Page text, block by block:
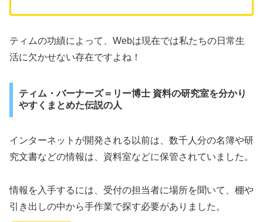
ティムの功績によって、Webは現在では私たちの日常生
活に欠かせない存在ですよね！
ティム・バーナーズ＝リー博士 資料の研究室を分かり
やすくまとめた伝説の人
インターネットが開発される以前は、数千人分の名簿や研
究文書などの情報は、資料室などに保管されていました。
情報を入手するには、受付の担当者に場所を聞いて、棚や
引き出しの中から手作業で探す必要がありました。